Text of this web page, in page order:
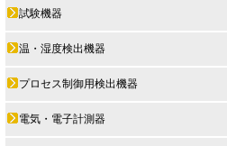
試験機器
温・湿度検出機器
プロセス制御用検出機器
電気・電子計測器